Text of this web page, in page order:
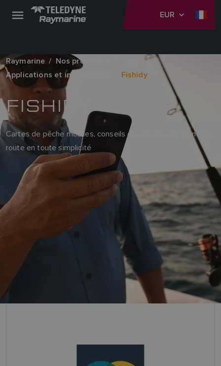
EUR
Raymarine
Nos produits
Applications et intégrations
Fishidy
FISHIDY
Cartes de pêche mobiles, conseils et partage des points de
route en toute simplicité